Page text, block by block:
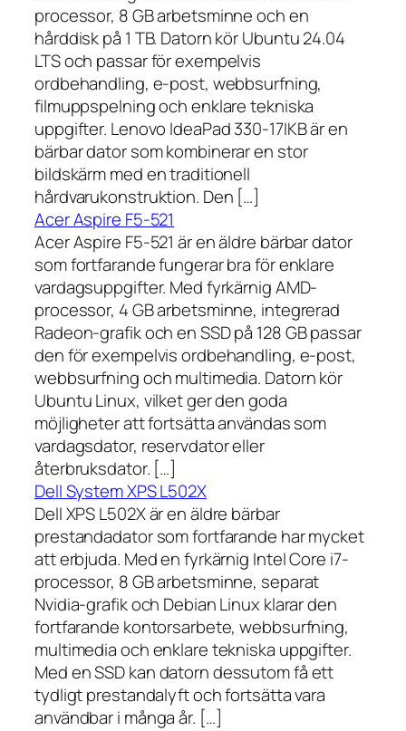
processor, 8 GB arbetsminne och en
hårddisk på 1 TB. Datorn kör Ubuntu 24.04
LTS och passar för exempelvis
ordbehandling, e-post, webbsurfning,
filmuppspelning och enklare tekniska
uppgifter. Lenovo IdeaPad 330-17IKB är en
bärbar dator som kombinerar en stor
bildskärm med en traditionell
hårdvarukonstruktion. Den […]
Acer Aspire F5-521
Acer Aspire F5-521 är en äldre bärbar dator
som fortfarande fungerar bra för enklare
vardagsuppgifter. Med fyrkärnig AMD-
processor, 4 GB arbetsminne, integrerad
Radeon-grafik och en SSD på 128 GB passar
den för exempelvis ordbehandling, e-post,
webbsurfning och multimedia. Datorn kör
Ubuntu Linux, vilket ger den goda
möjligheter att fortsätta användas som
vardagsdator, reservdator eller
återbruksdator. […]
Dell System XPS L502X
Dell XPS L502X är en äldre bärbar
prestandadator som fortfarande har mycket
att erbjuda. Med en fyrkärnig Intel Core i7-
processor, 8 GB arbetsminne, separat
Nvidia-grafik och Debian Linux klarar den
fortfarande kontorsarbete, webbsurfning,
multimedia och enklare tekniska uppgifter.
Med en SSD kan datorn dessutom få ett
tydligt prestandalyft och fortsätta vara
användbar i många år. […]